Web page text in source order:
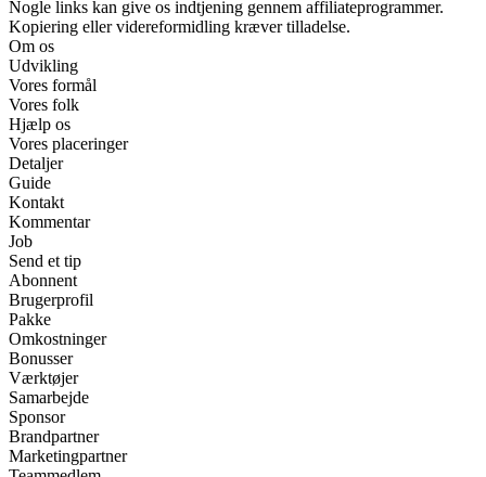
Nogle links kan give os indtjening gennem affiliateprogrammer.
Kopiering eller videreformidling kræver tilladelse.
Om os
Udvikling
Vores formål
Vores folk
Hjælp os
Vores placeringer
Detaljer
Guide
Kontakt
Kommentar
Job
Send et tip
Abonnent
Brugerprofil
Pakke
Omkostninger
Bonusser
Værktøjer
Samarbejde
Sponsor
Brandpartner
Marketingpartner